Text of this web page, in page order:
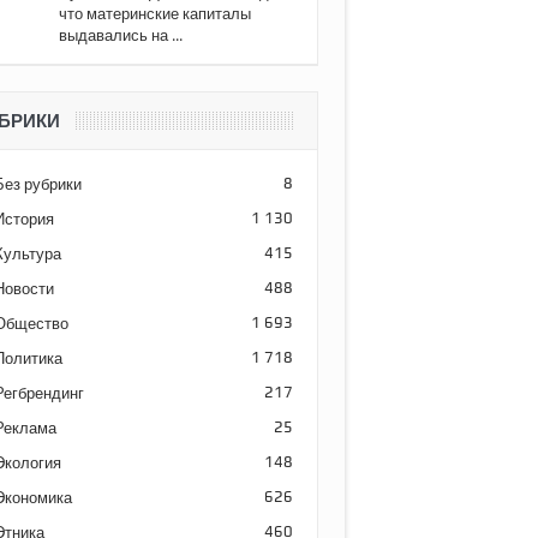
что материнские капиталы
выдавались на ...
рубрики 8
1 130
415
488
1 693
1 718
217
25
148
626
460